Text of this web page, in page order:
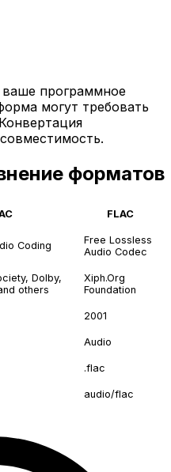
программное
могут требовать
форматов
FLAC
Coding
Free Lossless
Audio Codec
Dolby,
others
Xiph.Org
Foundation
2001
Audio
.flac
audio/flac